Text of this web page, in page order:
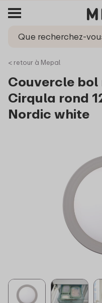
< retour à Mepal
Couvercle
Cirqula rond
Nordic white